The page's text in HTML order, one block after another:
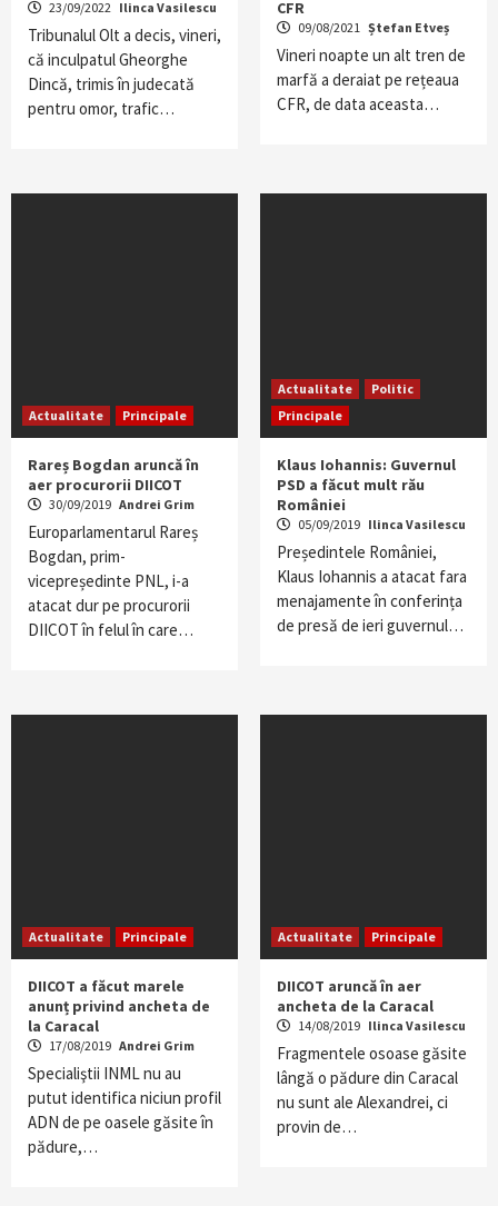
23/09/2022 Ilinca Vasilescu
Tribunalul Olt a decis, vineri,
că inculpatul Gheorghe
Dincă, trimis în judecată
pentru omor, trafic…
CFR
09/08/2021 Ștefan Etveș
Vineri noapte un alt tren de
marfă a deraiat pe rețeaua
CFR, de data aceasta…
Actualitate Principale
Rareș Bogdan aruncă în
aer procurorii DIICOT
30/09/2019 Andrei Grim
Europarlamentarul Rareș
Bogdan, prim-
vicepreședinte PNL, i-a
atacat dur pe procurorii
DIICOT în felul în care…
Actualitate
Politic
Principale
Klaus Iohannis: Guvernul
PSD a făcut mult rău
României
05/09/2019 Ilinca Vasilescu
Președintele României,
Klaus Iohannis a atacat fara
menajamente în conferința
de presă de ieri guvernul…
Actualitate Principale
DIICOT a făcut marele
anunț privind ancheta de
la Caracal
17/08/2019 Andrei Grim
Specialiştii INML nu au
putut identifica niciun profil
ADN de pe oasele găsite în
pădure,…
Actualitate Principale
DIICOT aruncă în aer
ancheta de la Caracal
14/08/2019 Ilinca Vasilescu
Fragmentele osoase găsite
lângă o pădure din Caracal
nu sunt ale Alexandrei, ci
provin de…